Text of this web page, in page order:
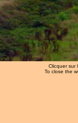
Clicquer sur
To close the